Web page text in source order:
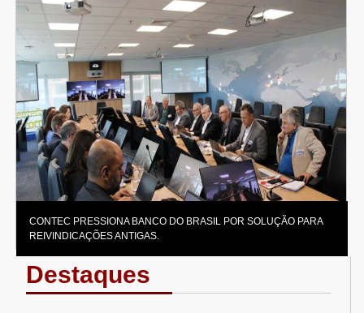
CONTEC PRESSIONA BANCO DO BRASIL POR SOLUÇÃO PARA
REIVINDICAÇÕES ANTIGAS.
Destaques